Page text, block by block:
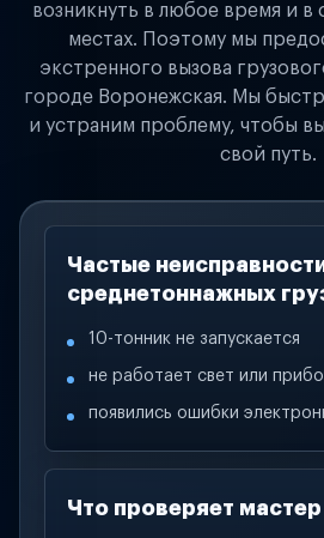
возникнуть в любое время и в
местах. Поэтому мы
экстренного вызова
городе Воронежская. Мы
и устраним проблему, чтобы
свой путь.
Частые
среднетоннажных
10-тонник не запускается
не работает свет или
появились ошибки
Что проверяет мастер